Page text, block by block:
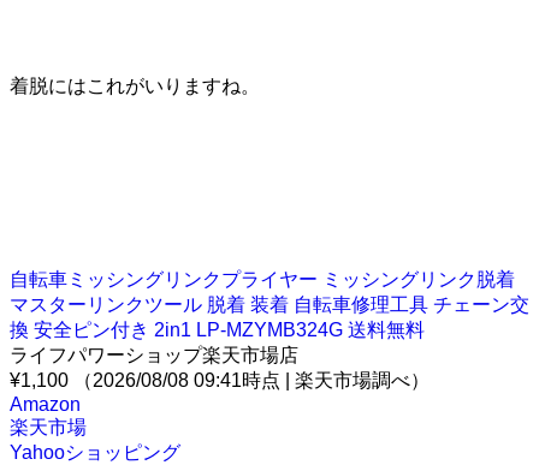
着脱にはこれがいりますね。
自転車ミッシングリンクプライヤー ミッシングリンク脱着
マスターリンクツール 脱着 装着 自転車修理工具 チェーン交
換 安全ピン付き 2in1 LP-MZYMB324G 送料無料
ライフパワーショップ楽天市場店
¥1,100
（2026/08/08 09:41時点 | 楽天市場調べ）
Amazon
楽天市場
Yahooショッピング